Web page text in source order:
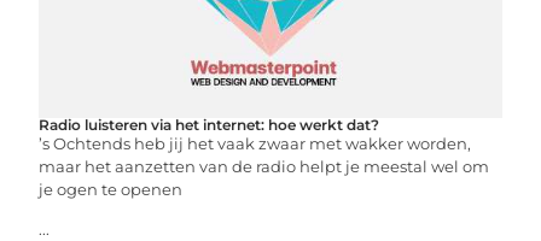
Radio luisteren via het internet: hoe werkt dat?
’s Ochtends heb jij het vaak zwaar met wakker worden,
maar het aanzetten van de radio helpt je meestal wel om
je ogen te openen
...